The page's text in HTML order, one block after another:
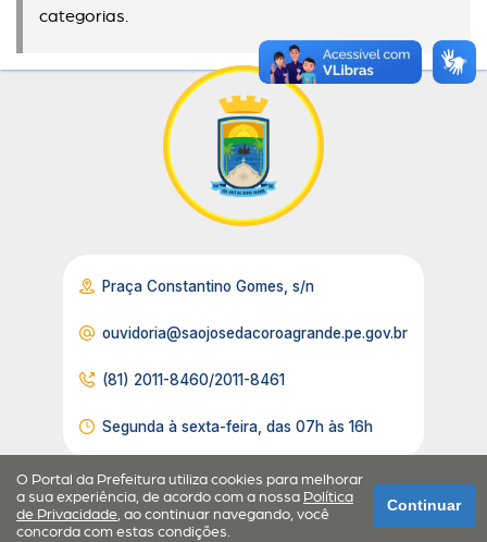
categorias.
Praça Constantino Gomes, s/n
ouvidoria@saojosedacoroagrande.pe.gov.br
(81) 2011-8460/2011-8461
Segunda à sexta-feira, das 07h às 16h
O Portal da Prefeitura utiliza cookies para melhorar
a sua experiência, de acordo com a nossa Política
de Privacidade, ao continuar navegando, você
concorda com estas condições.
Continuar